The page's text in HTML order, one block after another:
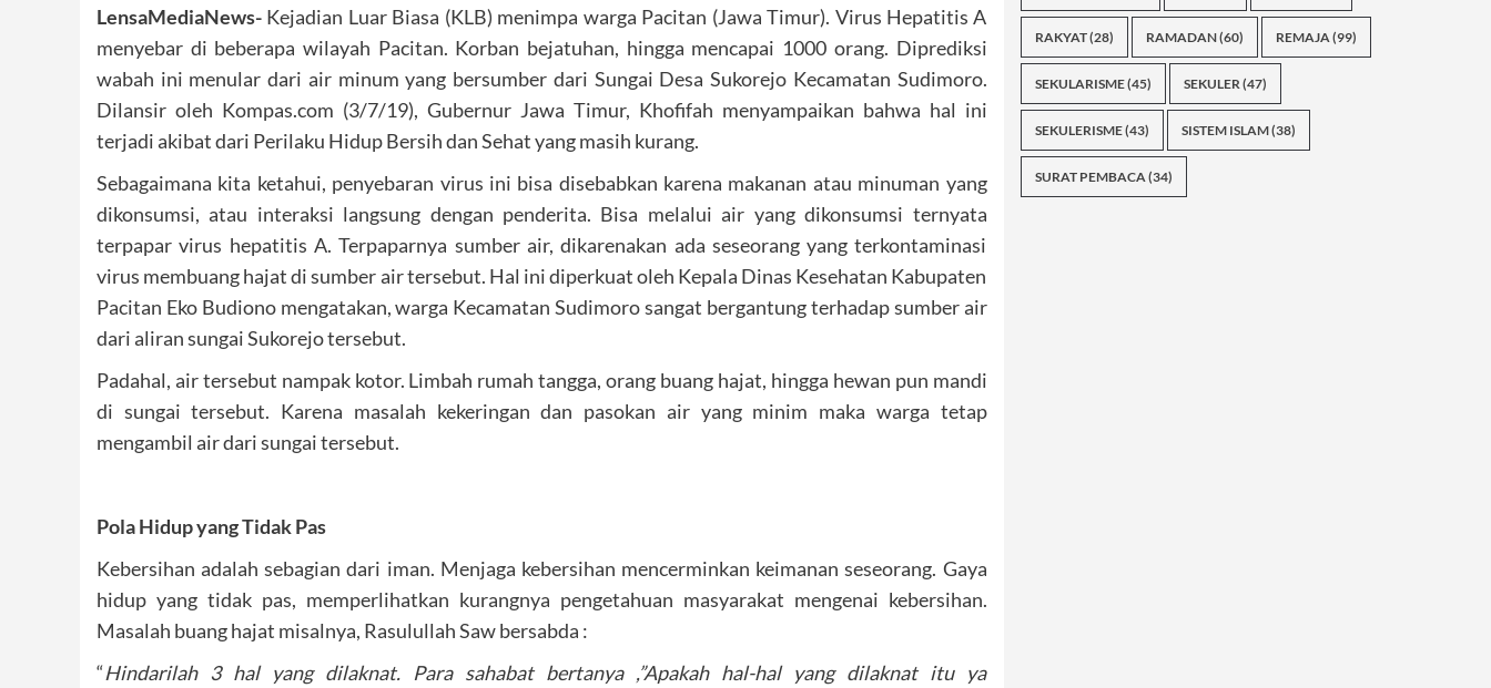
LensaMediaNews- Kejadian Luar Biasa (KLB) menimpa warga Pacitan (Jawa Timur). Virus Hepatitis A
menyebar di beberapa wilayah Pacitan. Korban bejatuhan, hingga mencapai 1000 orang. Diprediksi
wabah ini menular dari air minum yang bersumber dari Sungai Desa Sukorejo Kecamatan Sudimoro.
Dilansir oleh Kompas.com (3/7/19), Gubernur Jawa Timur, Khofifah menyampaikan bahwa hal ini
terjadi akibat dari Perilaku Hidup Bersih dan Sehat yang masih kurang.
Sebagaimana kita ketahui, penyebaran virus ini bisa disebabkan karena makanan atau minuman yang
dikonsumsi, atau interaksi langsung dengan penderita. Bisa melalui air yang dikonsumsi ternyata
terpapar virus hepatitis A. Terpaparnya sumber air, dikarenakan ada seseorang yang terkontaminasi
virus membuang hajat di sumber air tersebut. Hal ini diperkuat oleh Kepala Dinas Kesehatan Kabupaten
Pacitan Eko Budiono mengatakan, warga Kecamatan Sudimoro sangat bergantung terhadap sumber air
dari aliran sungai Sukorejo tersebut.
Padahal, air tersebut nampak kotor. Limbah rumah tangga, orang buang hajat, hingga hewan pun mandi
di sungai tersebut. Karena masalah kekeringan dan pasokan air yang minim maka warga tetap
mengambil air dari sungai tersebut.
Pola Hidup yang Tidak Pas
Kebersihan adalah sebagian dari iman. Menjaga kebersihan mencerminkan keimanan seseorang. Gaya
hidup yang tidak pas, memperlihatkan kurangnya pengetahuan masyarakat mengenai kebersihan.
Masalah buang hajat misalnya, Rasulullah Saw bersabda :
“Hindarilah 3 hal yang dilaknat. Para sahabat bertanya ,”Apakah hal-hal yang dilaknat itu ya
RAKYAT(28) RAMADAN(60) REMAJA(99)
SEKULARISME(45) SEKULER(47)
SEKULERISME(43) SISTEM ISLAM(38)
SURAT PEMBACA(34)